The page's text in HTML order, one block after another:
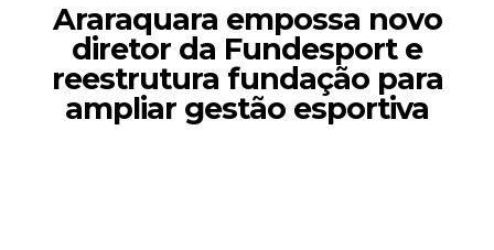
Araraquara empossa novo
diretor da Fundesport e
reestrutura fundação para
ampliar gestão esportiva